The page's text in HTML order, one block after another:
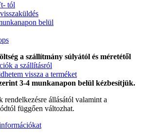
tól
belül
a szállítmány súlyától és méretétől
a szállításról
vissza a terméket
3-4 munkanapon belül kézbesítjük.
rendelkezésre állásától valamint a
függően változhat.